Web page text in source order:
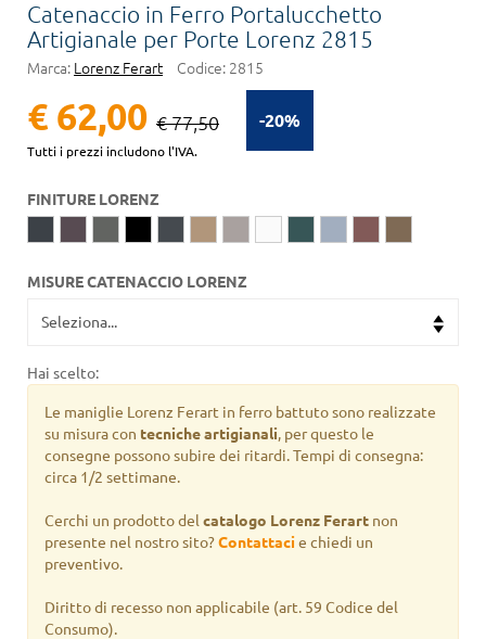
Catenaccio in Ferro Portalucchetto
Artigianale per Porte Lorenz 2815
Marca: Lorenz Ferart Codice: 2815
-20%
€ 62,00 € 77,50
Tutti i prezzi includono l'IVA.
FINITURE LORENZ
MISURE CATENACCIO LORENZ
Hai scelto:
Le maniglie Lorenz Ferart in ferro battuto sono realizzate
su misura con tecniche artigianali, per questo le
consegne possono subire dei ritardi. Tempi di consegna:
circa 1/2 settimane.
Cerchi un prodotto del catalogo Lorenz Ferart non
presente nel nostro sito?Contattacie chiedi un
preventivo.
Diritto di recesso non applicabile (art. 59 Codice del
Consumo).